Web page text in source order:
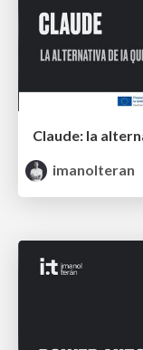
Claude: la
imanolteran